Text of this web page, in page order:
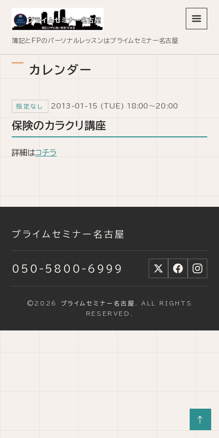
↑
簿記とFPのパーソナルレッスンはプライムセミナー名古屋
メニュ
カレンダー
指定なし 2013-01-15 (TUE) 18:00～20:00
保険のカラクリ講座
詳細はコチラ
プライムセミナー名古屋
050-5800-6999
©2026 プライムセミナー名古屋
. ALL RIGHTS
RESERVED.